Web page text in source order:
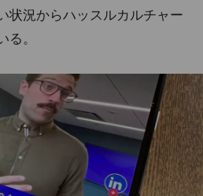
状況からハッスルカルチャー
る。